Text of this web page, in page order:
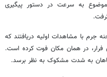
به سرعت در دستور پیگیری
با مشاهدات اولیه دریافتند که
فرار، در همان مکان فوت کرده است.
به شدت مشکوک به نظر برسد.